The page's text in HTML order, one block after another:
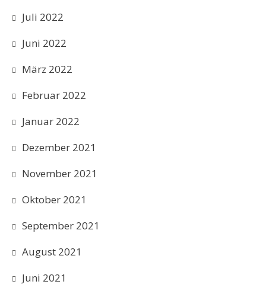
Juli 2022
Juni 2022
März 2022
Februar 2022
Januar 2022
Dezember 2021
November 2021
Oktober 2021
September 2021
August 2021
Juni 2021